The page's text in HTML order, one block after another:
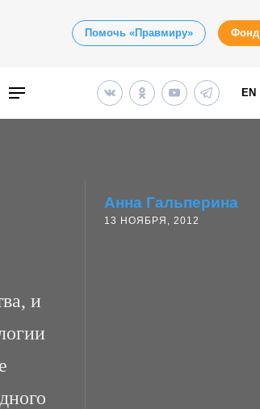
Помочь «Правмиру» Фонд
EN
и
Анна Гальперина
13 НОЯБРЯ, 2012